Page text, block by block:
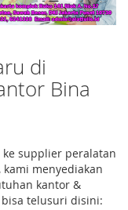
di
Bina
supplier peralatan
menyediakan
kantor &
bisa telusuri disini: